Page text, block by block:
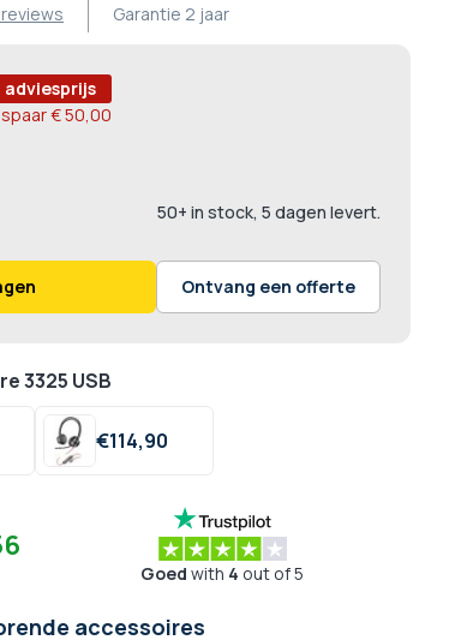
Garantie 2 jaar
adviesprijs
€ 50,00
50+ in stock, 5 dagen levert.
Ontvang een offerte
3325 USB
€114,90
Goed with 4 out of 5
accessoires